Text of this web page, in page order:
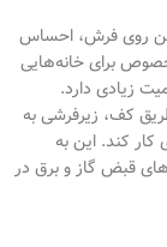
روی فرش، احساس
برای خانه‌هایی
زیادی دارد.
کف، زیرفرشی به
کند. این به
قبض گاز و برق در